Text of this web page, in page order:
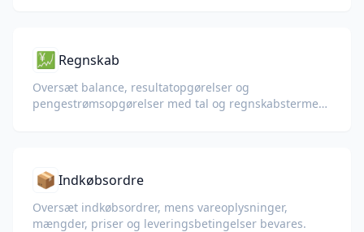
💹 Regnskab
Oversæt balance, resultatopgørelser og
pengestrømsopgørelser med tal og regnskabstermer
📦 Indkøbsordre
Oversæt indkøbsordrer, mens vareoplysninger,
mængder, priser og leveringsbetingelser bevares.